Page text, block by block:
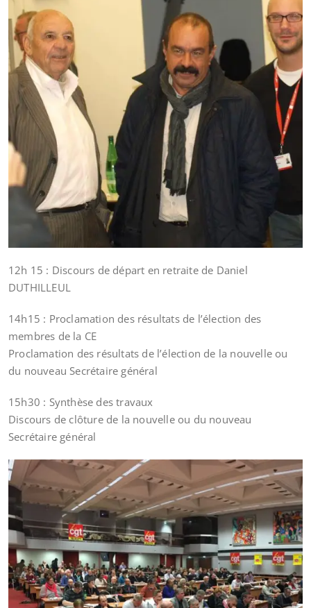
12h 15 : Discours de départ en retraite de Daniel
DUTHILLEUL
14h15 : Proclamation des résultats de l’élection des
membres de la CE
Proclamation des résultats de l’élection de la nouvelle ou
du nouveau Secrétaire général
15h30 : Synthèse des travaux
Discours de clôture de la nouvelle ou du nouveau
Secrétaire général